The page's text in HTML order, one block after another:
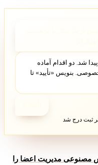
شد. دو اقدام آماده
بنویس «تأیید» تا
مصنوعی مدیریت اعضا را